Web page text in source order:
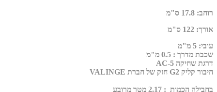
רוחב: 17.8 ס"מ
אורך: 122 ס"מ
עובי: 5 מ"מ
שכבת מדרך : 0.5 מ"מ
דרגת שחיקה AC-5
חיבור קליק G2 חזק של חברת VALINGE
בחבילה הכמות : 2.17 מטר מרובע